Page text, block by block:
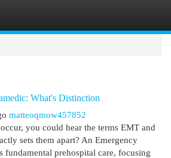
What's Distinction
matteoqmow457852
you could hear the terms EMT and
sets them apart? An Emergency
fundamental prehospital care, focusing